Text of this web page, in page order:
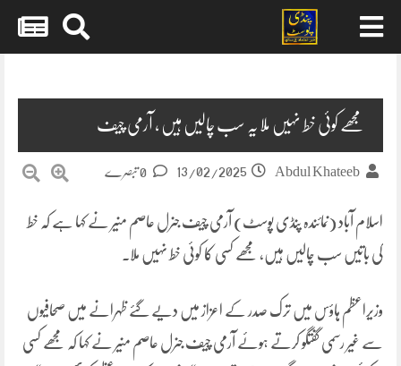
مجھے کوئی خط نہیں ملا یہ سب چالیں ہیں ، آرمی چیف
Abdul Khateeb
13/02/2025
اسلام آباد (نمائندہ پنڈی پوسٹ) آرمی چیف جنرل عاصم منیر نے کہا ہے کہ خط
کی باتیں سب چالیں ہیں، مجھے کسی کا کوئی خط نہیں ملا۔
وزیراعظم ہاؤس میں ترک صدر کے اعزاز میں دیے گئے ظہرانے میں صحافیوں
سے غیر رسمی گفتگو کرتے ہوئے آرمی چیف جنرل عاصم منیر نے کہا کہ مجھے کسی